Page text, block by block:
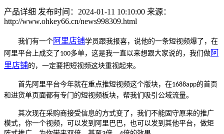
产品详细 发布时间：2024-01-11 10:10:00 来源：
http://www.ohkey66.cn/news998309.html
我们有一个 阿里店铺学员跟我报喜，说他的一条短视频爆了，在
阿里平台 上成交了100多单，这是我一直以来想跟大家说的，我们做 阿
里店铺的，一定要把短视频这块重视起来。
首先阿里平台今年就在重点推短视频这个版块，在1688app的首页
和进货单页面都有专门的短视频板块，帮我们吸引公域流量。
其次现在采购商接受信息的方式变了，我们不能固守原来的推广
模式，你一个视频，可以发到阿里巴巴，也可以发到其他平台，做矩